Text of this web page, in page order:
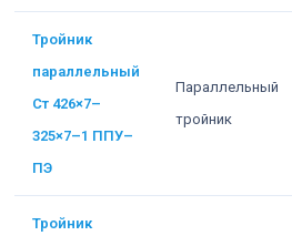
Тройник
параллельный
Ст 426×7–
325×7–1 ППУ–
ПЭ
Параллельный
тройник
Тройник